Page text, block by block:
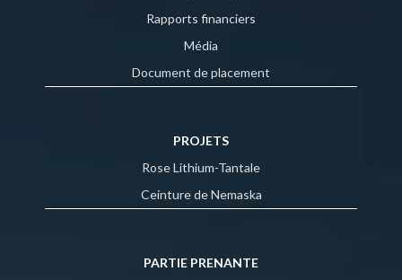
Rapports financiers
Média
Document de placement
PROJETS
Rose Lithium-Tantale
Ceinture de Nemaska
PARTIE PRENANTE